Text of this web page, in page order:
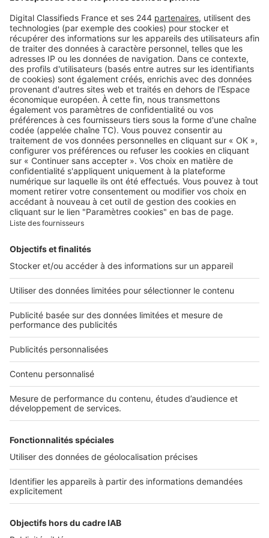
Retrouvez-nous sur …
A propos
Qui sommes-nous ?
Contacter le service client
Nous rejoindre
Presse
Nos applications
Découvrez nos applications
Services pro
Accès client
Informations légales